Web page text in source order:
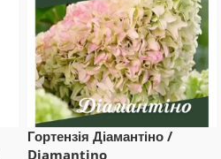
Гортензія Діамантіно /
Diamantino